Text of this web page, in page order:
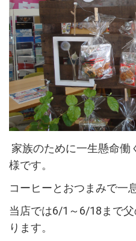
家族のために一生懸命働
様です。
コーヒーとおつまみで一
当店では6/1～6/18まで
ります。